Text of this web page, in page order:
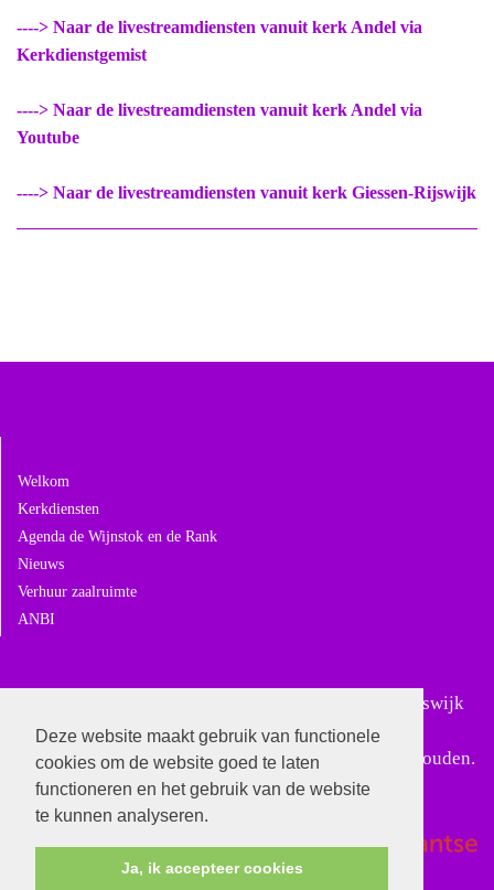
Deze website maakt gebruik van functionele
cookies om de website goed te laten
functioneren en het gebruik van de website
te kunnen analyseren.
Ja, ik accepteer cookies
----> Naar de livestreamdiensten vanuit kerk Andel via
Kerkdienstgemist
----> Naar de livestreamdiensten vanuit kerk Andel via
Youtube
----> Naar de livestreamdiensten vanuit kerk Giessen-Rijswijk
Welkom
Kerkdiensten
Agenda de Wijnstok en de Rank
Nieuws
Verhuur zaalruimte
ANBI
Sinds 18 februari 2024 is Gereformeerd Giessen-Rijswijk
samengegaan met Gereformeerd Andel. In Giessen-
Rijswijk worden alleen nog bijzondere diensten gehouden.